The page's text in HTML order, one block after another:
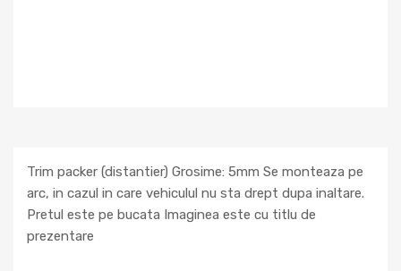
Trim packer (distantier) Grosime: 5mm Se monteaza pe
arc, in cazul in care vehiculul nu sta drept dupa inaltare.
Pretul este pe bucata Imaginea este cu titlu de
prezentare